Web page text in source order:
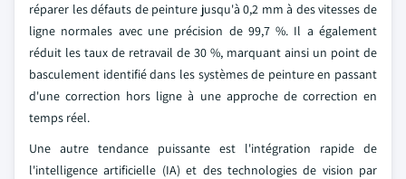
réparer les défauts de peinture jusqu'à 0,2 mm à des vitesses de
ligne normales avec une précision de 99,7 %. Il a également
réduit les taux de retravail de 30 %, marquant ainsi un point de
basculement identifié dans les systèmes de peinture en passant
d'une correction hors ligne à une approche de correction en
temps réel.
Une autre tendance puissante est l'intégration rapide de
l'intelligence artificielle (IA) et des technologies de vision par